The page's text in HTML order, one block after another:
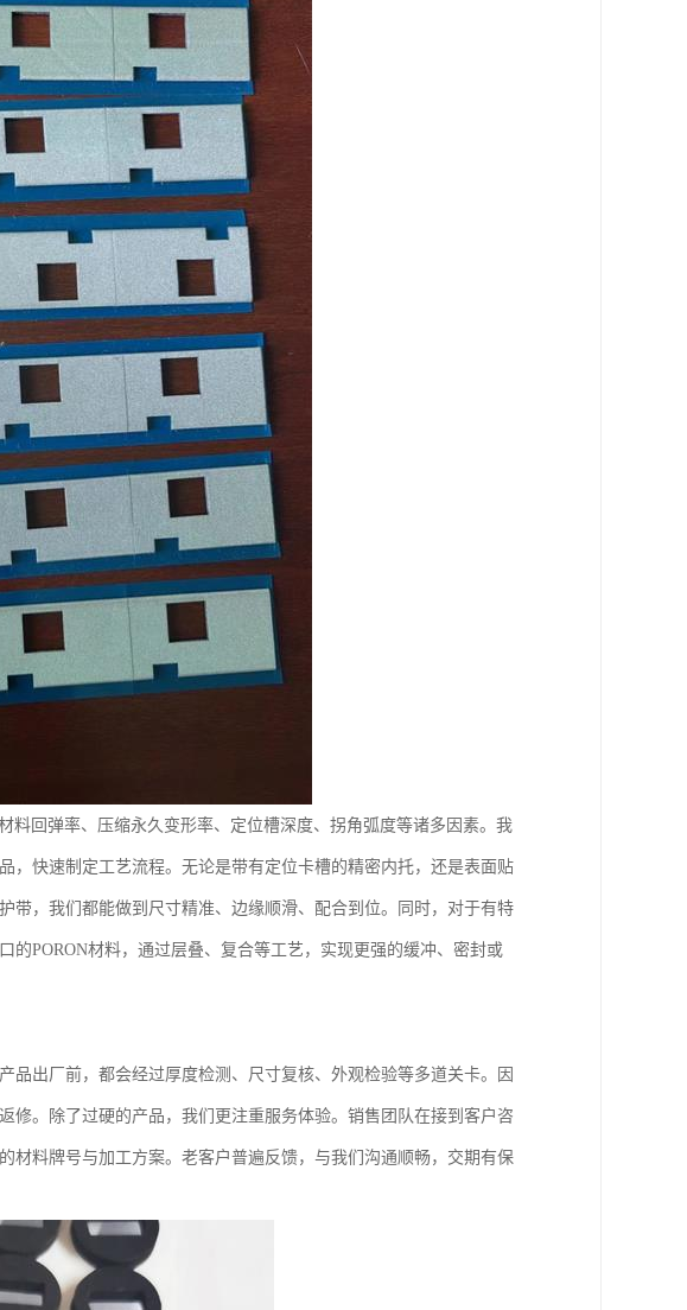
料回弹率、压缩永久变形率、定位槽深度、拐角弧度等诸多因素。我
，快速制定工艺流程。无论是带有定位卡槽的精密内托，还是表面贴
带，我们都能做到尺寸精准、边缘顺滑、配合到位。同时，对于有特
PORON材料，通过层叠、复合等工艺，实现更强的缓冲、密封或
出厂前，都会经过厚度检测、尺寸复核、外观检验等多道关卡。因
修。除了过硬的产品，我们更注重服务体验。销售团队在接到客户咨
材料牌号与加工方案。老客户普遍反馈，与我们沟通顺畅，交期有保